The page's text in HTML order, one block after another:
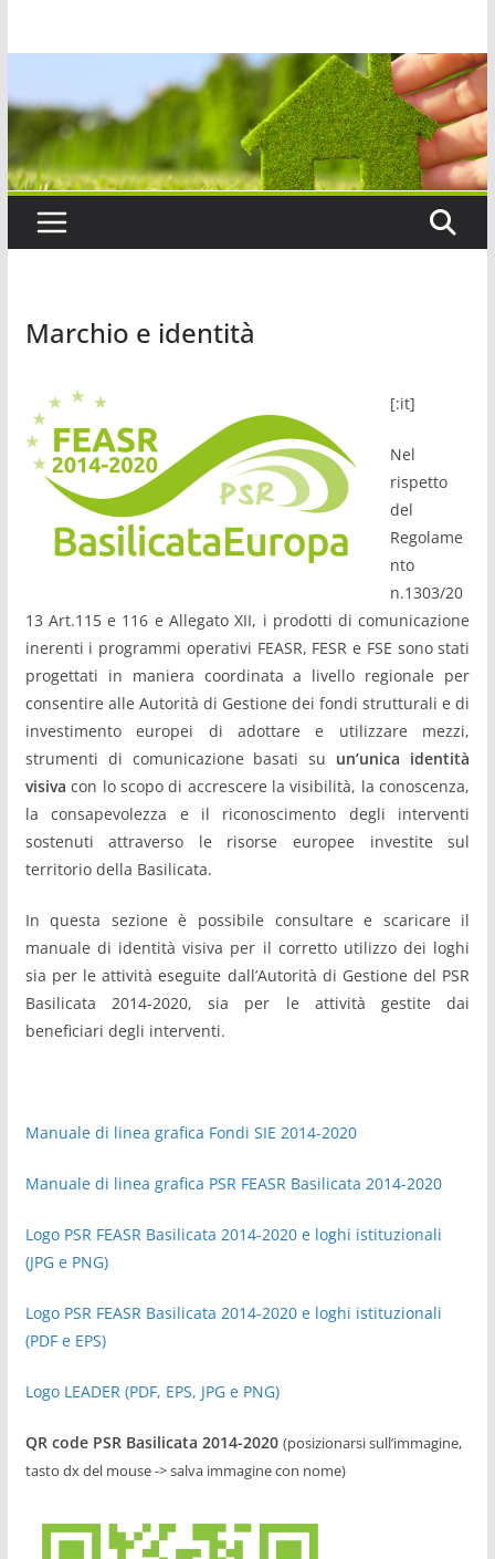
Marchio e identità
[:it]
Nel
rispetto
del
Regolame
nto
n.1303/20
13 Art.115 e 116 e Allegato XII, i prodotti di comunicazione
inerenti i programmi operativi FEASR, FESR e FSE sono stati
progettati in maniera coordinata a livello regionale per
consentire alle Autorità di Gestione dei fondi strutturali e di
investimento europei di adottare e utilizzare mezzi,
strumenti di comunicazione basati su un’unica identità
visiva con lo scopo di accrescere la visibilità, la conoscenza,
la consapevolezza e il riconoscimento degli interventi
sostenuti attraverso le risorse europee investite sul
territorio della Basilicata.
In questa sezione è possibile consultare e scaricare il
manuale di identità visiva per il corretto utilizzo dei loghi
sia per le attività eseguite dall’Autorità di Gestione del PSR
Basilicata 2014-2020, sia per le attività gestite dai
beneficiari degli interventi.
Manuale di linea grafica Fondi SIE 2014-2020
Manuale di linea grafica PSR FEASR Basilicata 2014-2020
Logo PSR FEASR Basilicata 2014-2020 e loghi istituzionali
(JPG e PNG)
Logo PSR FEASR Basilicata 2014-2020 e loghi istituzionali
(PDF e EPS)
Logo LEADER (PDF, EPS, JPG e PNG)
QR code PSR Basilicata 2014-2020 (posizionarsi sull’immagine,
tasto dx del mouse -> salva immagine con nome)